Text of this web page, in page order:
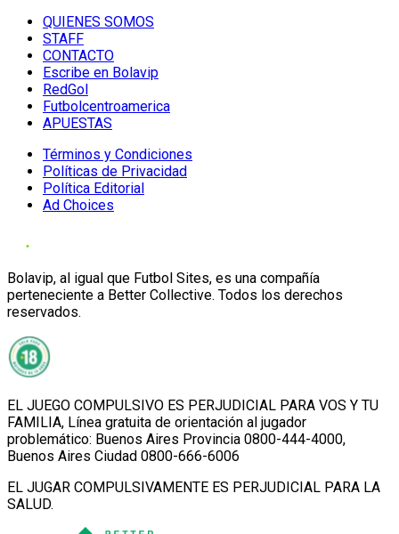
QUIENES SOMOS
STAFF
CONTACTO
Escribe en Bolavip
RedGol
Futbolcentroamerica
APUESTAS
Términos y Condiciones
Políticas de Privacidad
Política Editorial
Ad Choices
Bolavip, al igual que Futbol Sites, es una compañía
perteneciente a Better Collective. Todos los derechos
reservados.
EL JUEGO COMPULSIVO ES PERJUDICIAL PARA VOS Y TU
FAMILIA, Línea gratuita de orientación al jugador
problemático: Buenos Aires Provincia 0800-444-4000,
Buenos Aires Ciudad 0800-666-6006
EL JUGAR COMPULSIVAMENTE ES PERJUDICIAL PARA LA
SALUD.